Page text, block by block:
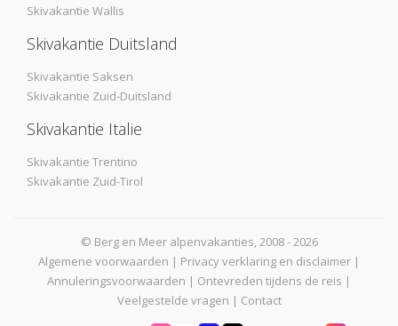
Skivakantie Wallis
Skivakantie Duitsland
Skivakantie Saksen
Skivakantie Zuid-Duitsland
Skivakantie Italie
Skivakantie Trentino
Skivakantie Zuid-Tirol
© Berg en Meer alpenvakanties, 2008 - 2026
Algemene voorwaarden | Privacy verklaring en disclaimer |
Annuleringsvoorwaarden | Ontevreden tijdens de reis |
Veelgestelde vragen | Contact